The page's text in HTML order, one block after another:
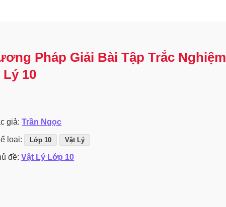
Pháp Giải Bài Tập Trắc Nghiệm
Lý 10
giả:Trần Ngọc
loại: Lớp 10 Vật Lý
đề:Vật Lý Lớp 10